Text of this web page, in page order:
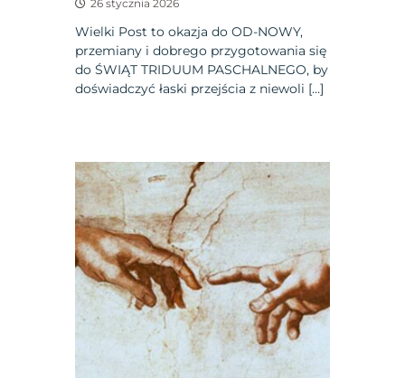
26 stycznia 2026
Wielki Post to okazja do OD-NOWY,
przemiany i dobrego przygotowania się
do ŚWIĄT TRIDUUM PASCHALNEGO, by
doświadczyć łaski przejścia z niewoli […]